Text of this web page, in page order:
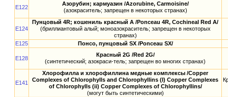
E122
Азорубин; кармуазин /Azorubine, Carmoisine/
(азокраситель; запрещен в некоторых странах)
E124
Пунцовый 4R; кошениль красный A /Ponceau 4R, Cochineal Red A/
(бриллиантовый алый; моноазокраситель; запрещен в некоторых
странах)
E125
Понсо, пунцовый SX /Ponceau SX/
E128
Красный 2G /Red 2G/
(синтетический; азокраси-тель; запрещен во многих странах)
E141
Хлорофилла и хлорофиллина медные комплексы /Copper
Complexes of Chlorophylls and Chlorophyllins (I) Copper Complexes
of Chlorophylls (ii) Copper Complexes of Chlorophyllins/
(могут быть синтетическими)